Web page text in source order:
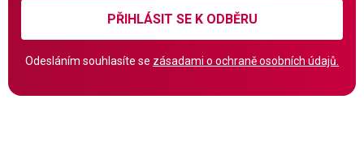
PŘIHLÁSIT SE K ODBĚRU
Odesláním souhlasíte se zásadami o ochraně osobních údajů.